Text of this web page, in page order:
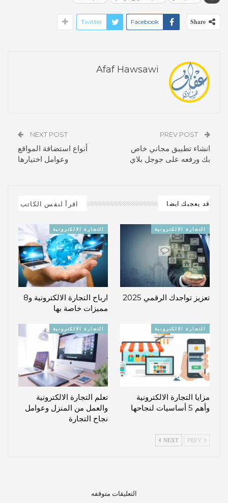
Share
Facebook
Twitter
Afaf Hawsawi
انشاء تطبيق مجاني خاص
بك ورفعه على جوجل بلاي
NEXT POST
أنواع استضافة المواقع
وعوامل اختيارها
قد يعجبك ايضا اقرأ لنفس الكاتب
التجارة الالكترونية
تعزيز تواجدك الرقمي 2025
التجارة الالكترونية
ارباح التجارة الالكترونية و8
مميزات خاصة بها
التجارة الالكترونية
مزايا التجارة الالكترونية
وأهم 5 أساسيات لنجاحها
التجارة الالكترونية
تعلم التجارة الالكترونية
والعمل من المنزل وعوامل
نجاح التجارة
NEXT
التعليقات متوقفه